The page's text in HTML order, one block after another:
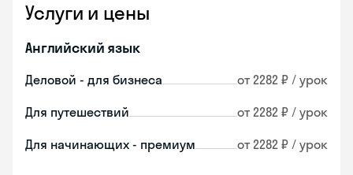
Услуги и цены
Английский язык
Деловой - для бизнеса от 2282 ₽ / урок
Для путешествий от 2282 ₽ / урок
Для начинающих - премиум от 2282 ₽ / урок